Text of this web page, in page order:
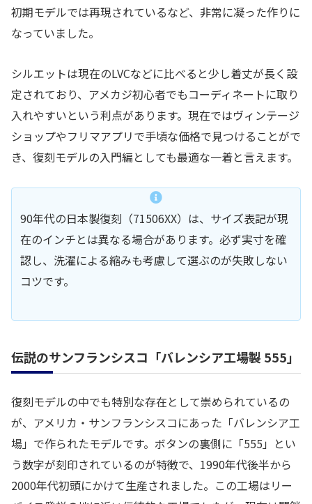
初期モデルでは再現されているなど、非常に凝った作りに
なっていました。
シルエットは現在のLVCなどに比べると少し着丈が長く設
定されており、アメカジ初心者でもコーディネートに取り
入れやすいという利点があります。現在ではヴィンテージ
ショップやフリマアプリで手頃な価格で見つけることがで
き、復刻モデルの入門編としても最適な一着と言えます。
90年代の日本製復刻（71506XX）は、サイズ表記が現
在のインチとは異なる場合があります。必ず実寸を確
認し、洗濯による縮みも考慮して選ぶのが失敗しない
コツです。
伝説のサンフランシスコ「バレンシア工場製 555」
復刻モデルの中でも特別な存在として崇められているの
が、アメリカ・サンフランシスコにあった「バレンシア工
場」で作られたモデルです。ボタンの裏側に「555」とい
う数字が刻印されているのが特徴で、1990年代後半から
2000年代初頭にかけて生産されました。この工場はリー